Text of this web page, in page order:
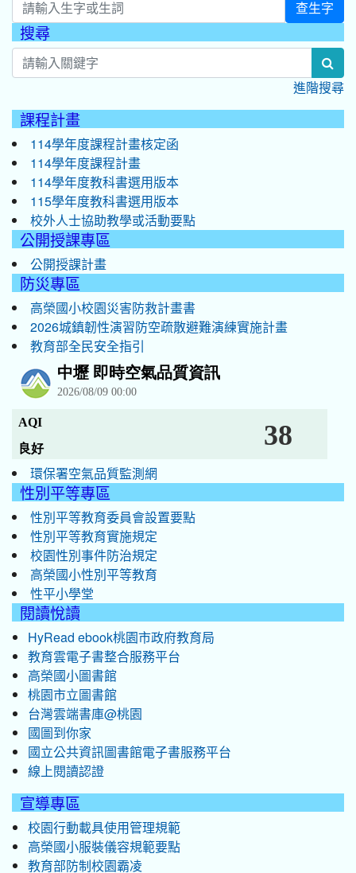
查生字
搜尋
進階搜尋
課程計畫
114學年度課程計畫核定函
114學年度課程計畫
114學年度教科書選用版本
115學年度教科書選用版本
校外人士協助教學或活動要點
公開授課專區
公開授課計畫
防災專區
高榮國小校園災害防救計畫書
2026城鎮韌性演習防空疏散避難演練實施計畫
教育部全民安全指引
環保署空氣品質監測網
性別平等專區
性別平等教育委員會設置要點
性別平等教育實施規定
校園性別事件防治規定
高榮國小性別平等教育
性平小學堂
閱讀悅讀
HyRead ebook桃園市政府教育局
教育雲電子書整合服務平台
高榮國小圖書館
桃園市立圖書館
台灣雲端書庫@桃園
國圖到你家
國立公共資訊圖書館電子書服務平台
線上閱讀認證
宣導專區
校園行動載具使用管理規範
高榮國小服裝儀容規範要點
教育部防制校園霸凌